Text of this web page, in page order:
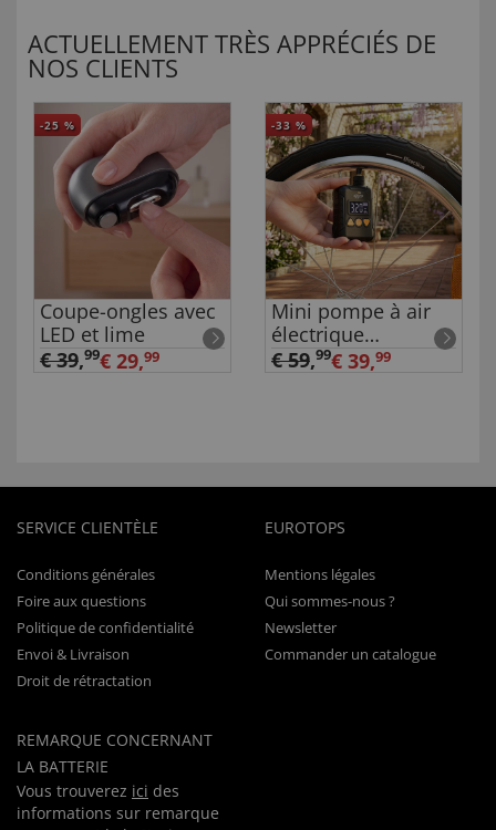
ACTUELLEMENT TRÈS APPRÉCIÉS DE
NOS CLIENTS
-25 %
Coupe-ongles avec
LED et lime
€ 39,99€ 29,99
-33 %
Mini pompe à air
électrique
rechargeable
€ 59,99€ 39,99
SERVICE CLIENTÈLE
Conditions générales
Foire aux questions
Politique de confidentialité
Envoi & Livraison
Droit de rétractation
REMARQUE CONCERNANT
LA BATTERIE
Vous trouverez ici des
informations sur remarque
EUROTOPS
Mentions légales
Qui sommes-nous ?
Newsletter
Commander un catalogue